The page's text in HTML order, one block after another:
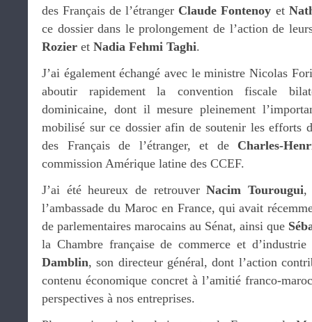
des Français de l’étranger Claude Fontenoy et
ce dossier dans le prolongement de l’action de
Rozier et Nadia Fehmi Taghi.
J’ai également échangé avec le ministre Nicolas
aboutir rapidement la convention fiscale
dominicaine, dont il mesure pleinement
mobilisé sur ce dossier afin de soutenir les efforts
des Français de l’étranger, et de Charles-
commission Amérique latine des CCEF.
J’ai été heureux de retrouverNacim Tourougui,
l’ambassade du Maroc en France, qui avait
de parlementaires marocains au Sénat, ainsi que
la Chambre française de commerce et
Damblin, son directeur général, dont l’action
contenu économique concret à l’amitié franco-
perspectives à nos entreprises.